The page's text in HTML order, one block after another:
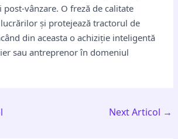
post-vânzare. O freză de calitate
și protejează tractorul de
din aceasta o achiziție inteligentă
sau antreprenor în domeniul
Next Articol →